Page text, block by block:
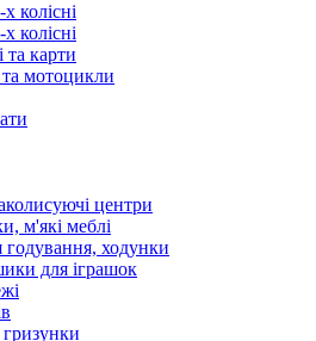
колісні
колісні
та карти
мотоцикли
центри
м'які меблі
годування, ходунки
для іграшок
гризунки